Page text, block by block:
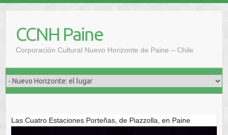
contenidoCCNH Paine
Corporación Cultural Nuevo Horizonte de Paine – Chile
Las Cuatro Estaciones Porteñas, de Piazzolla, en Paine